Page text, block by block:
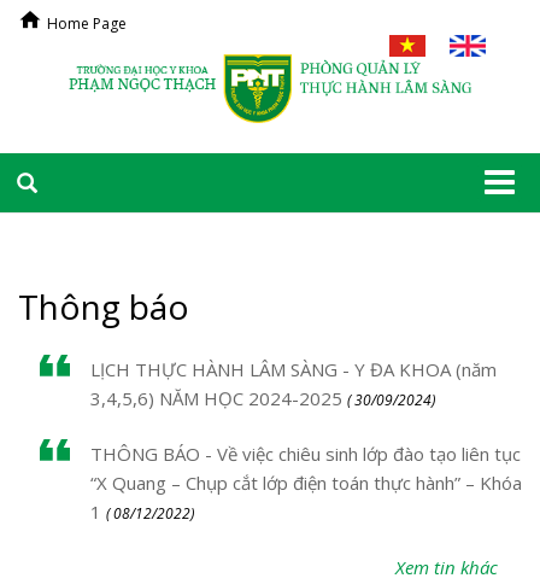
Home Page
Thông báo
LỊCH THỰC HÀNH LÂM SÀNG - Y ĐA KHOA (năm
3,4,5,6) NĂM HỌC 2024-2025 ( 30/09/2024)
THÔNG BÁO - Về việc chiêu sinh lớp đào tạo liên tục
“X Quang – Chụp cắt lớp điện toán thực hành” – Khóa
1 ( 08/12/2022)
Xem tin khác